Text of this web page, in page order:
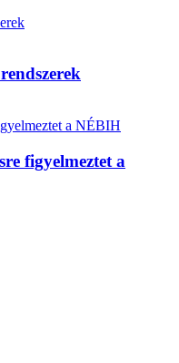
figyelmeztet a